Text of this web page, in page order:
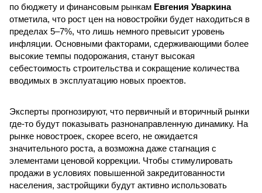
по бюджету и финансовым рынкам Евгения Уваркина
отметила, что рост цен на новостройки будет находиться в
пределах 5–7%, что лишь немного превысит уровень
инфляции. Основными факторами, сдерживающими более
высокие темпы подорожания, станут высокая
себестоимость строительства и сокращение количества
вводимых в эксплуатацию новых проектов.
Эксперты прогнозируют, что первичный и вторичный рынки
где-то будут показывать разнонаправленную динамику. На
рынке новостроек, скорее всего, не ожидается
значительного роста, а возможна даже стагнация с
элементами ценовой коррекции. Чтобы стимулировать
продажи в условиях повышенной закредитованности
населения, застройщики будут активно использовать